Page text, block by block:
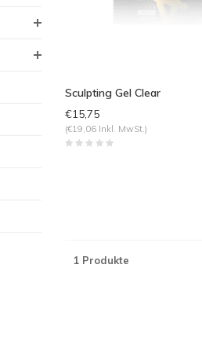
Sculpting Gel Clear
€15,75
(€19,06 Inkl. MwSt.)
1 Produkte